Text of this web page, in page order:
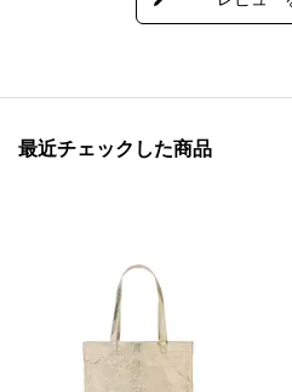
最近チェックした商品